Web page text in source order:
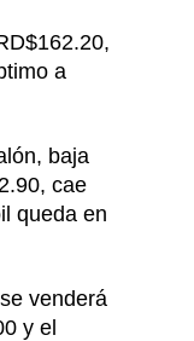
a
baja
cae
queda en
venderá
y el